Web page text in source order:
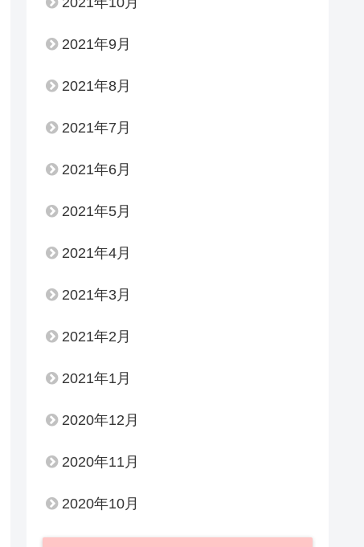
2021年9月
2021年8月
2021年7月
2021年6月
2021年5月
2021年4月
2021年3月
2021年2月
2021年1月
2020年12月
2020年11月
2020年10月